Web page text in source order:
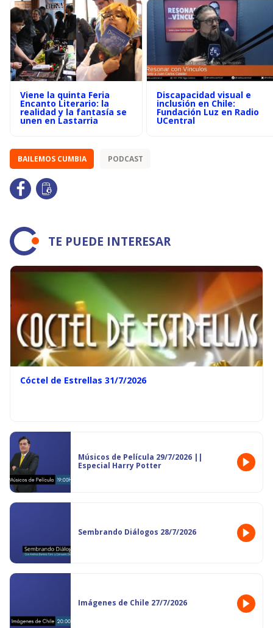
Viene la quinta Feria
Encanto Literario: la
realidad y la fantasía se
unen en Lastarria
Discapacidad visual e
inclusión en Chile:
Fundación Luz en Radio
UCentral
BAILEMOS CUMBIA PODCAST
TE PUEDE INTERESAR
Cóctel de Estrellas 31/7/2026
Músicos de Película 29/7/2026 ||
Especial Harry Potter
Sembrando Diálogos 28/7/2026
Imágenes de Chile 27/7/2026